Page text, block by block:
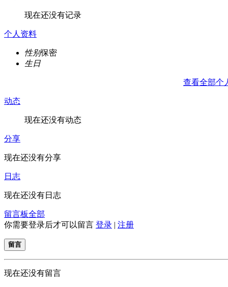
现在还没有记录
个人资料
性别保密
生日
查看全部个
动态
现在还没有动态
分享
现在还没有分享
日志
现在还没有日志
留言板全部
你需要登录后才可以留言 登录 | 注册
留言
现在还没有留言